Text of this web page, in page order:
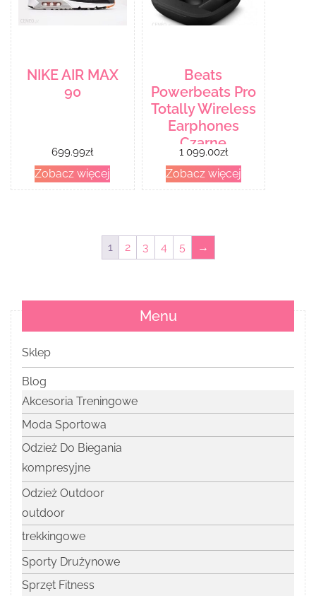
NIKE AIR MAX
90
699.99zł
Zobacz więcej
Beats
Powerbeats Pro
Totally Wireless
Earphones
Czarne
(MV6Y2EEA)
1 099.00zł
Zobacz więcej
1 2 3 4 5 →
Menu
Sklep
Blog
Akcesoria Treningowe
Moda Sportowa
Odzież Do Biegania
kompresyjne
Odzież Outdoor
outdoor
trekkingowe
Sporty Drużynowe
Sprzęt Fitness